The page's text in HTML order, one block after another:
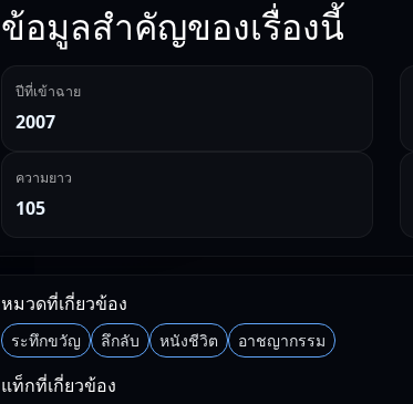
ข้อมูลสำคัญของเรื่องนี้
ปีที่เข้าฉาย
2007
ความยาว
105
หมวดที่เกี่ยวข้อง
ระทึกขวัญ ลึกลับ หนังชีวิต อาชญากรรม
แท็กที่เกี่ยวข้อง